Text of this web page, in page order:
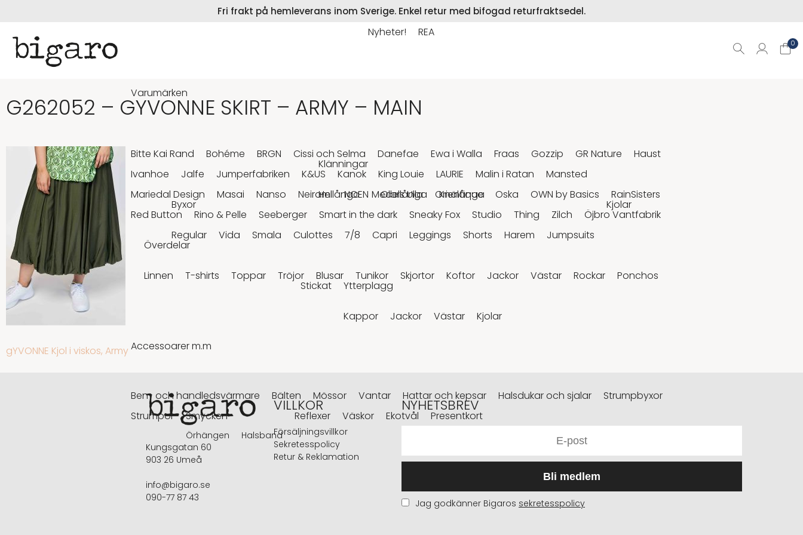
Fri frakt på hemleverans inom Sverige. Enkel retur med bifogad returfraktsedel.
Nyheter! REA
Varumärken
Bitte Kai Rand Bohéme BRGN Cissi och Selma Danefae Ewa i Walla Fraas Gozzip GR Nature
Haust
Ivanhoe
Jalfe Jumperfabriken K&US Kanok King Louie LAURIE Malin i Ratan
Mansted
Mariedal Design
Masai Nanso Neirami NOEN Olars Ulla Orientique Oska OWN by Basics
RainSisters
Red Button
Rino & Pelle Seeberger Smart in the dark Sneaky Fox Studio Thing Zilch Öjbro Vantfabrik
Klänningar
Hellånga Medellånga Knälånga
Byxor
Regular Vida Smala Culottes 7/8 Capri Leggings Shorts Harem Jumpsuits
Kjolar
Överdelar
Linnen T-shirts Toppar Tröjor Blusar Tunikor Skjortor Koftor Jackor Västar Rockar Ponchos
Stickat Ytterplagg
Kappor Jackor Västar Kjolar
Accessoarer m.m
Ben- och handledsvärmare Bälten Mössor Vantar Hattar och kepsar Halsdukar och sjalar
Strumpbyxor
Strumpor
Smycken
Örhängen Halsband
Reflexer Väskor Ekotvål Presentkort
0
G262052 – GYVONNE SKIRT – ARMY – MAIN
INLÄGGSNAVIGERING
gYVONNE Kjol i viskos, Army
Kungsgatan 60
903 26 Umeå
info@bigaro.se
090-77 87 43
VILLKOR
Försäljningsvillkor
Sekretesspolicy
Retur & Reklamation
NYHETSBREV
Bli medlem
Jag godkänner Bigaros sekretesspolicy